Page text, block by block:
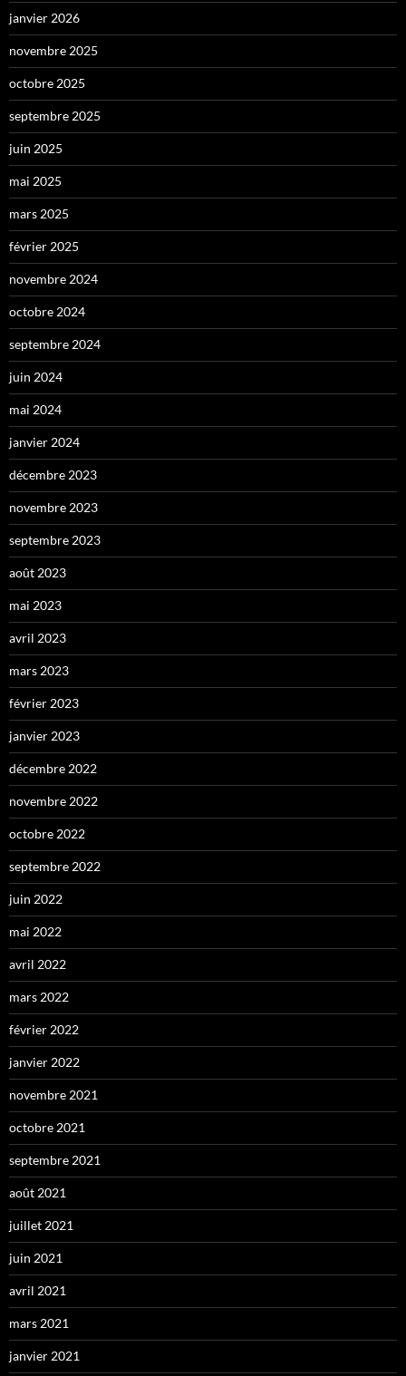
janvier 2026
novembre 2025
octobre 2025
septembre 2025
juin 2025
mai 2025
mars 2025
février 2025
novembre 2024
octobre 2024
septembre 2024
juin 2024
mai 2024
janvier 2024
décembre 2023
novembre 2023
septembre 2023
août 2023
mai 2023
avril 2023
mars 2023
février 2023
janvier 2023
décembre 2022
novembre 2022
octobre 2022
septembre 2022
juin 2022
mai 2022
avril 2022
mars 2022
février 2022
janvier 2022
novembre 2021
octobre 2021
septembre 2021
août 2021
juillet 2021
juin 2021
avril 2021
mars 2021
janvier 2021